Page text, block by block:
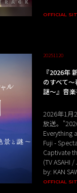
OFFICIAL
20251120
『2026年
のすべて
謎～』音
2026年1月
放送。
Everything
Fuji -
Captivate
(TV ASAHI
by: KAN
OFFICIAL